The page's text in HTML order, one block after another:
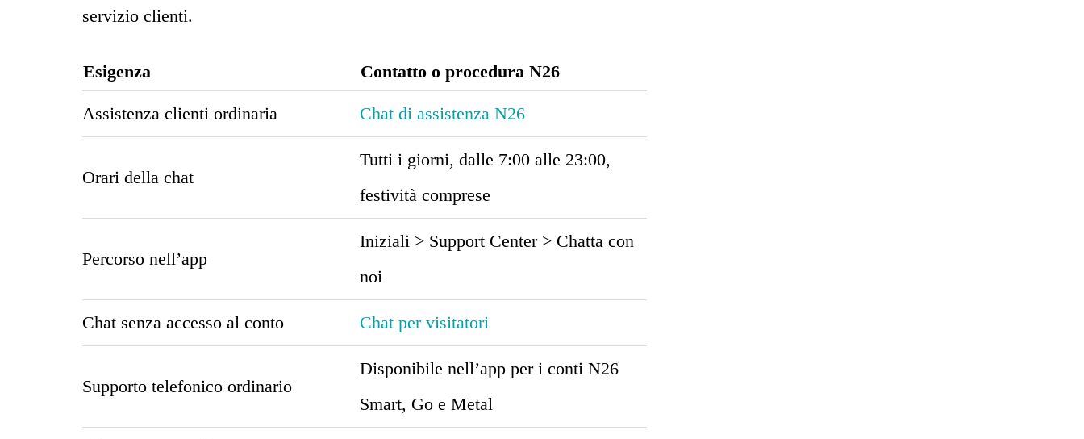
servizio clienti.
Esigenza Contatto o procedura N26
Assistenza clienti ordinaria Chat di assistenza N26
Orari della chat
Tutti i giorni, dalle 7:00 alle 23:00,
festività comprese
Percorso nell’app
Iniziali > Support Center > Chatta con
noi
Chat senza accesso al conto Chat per visitatori
Supporto telefonico ordinario
Disponibile nell’app per i conti N26
Smart, Go e Metal